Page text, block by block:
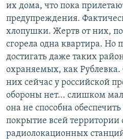
их дома, что пока
предупреждения.
хлопушки. Жертв от них,
сгорела одна квартира. Но
достигать даже таких
охраняемых, как
них сейчас у российской
обороны нет... слишком
она не способна
покрытие всей
радиолокационных